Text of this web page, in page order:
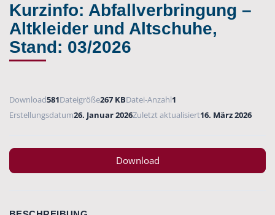
Kurzinfo: Abfallverbringung –
Altkleider und Altschuhe,
Stand: 03/2026
Download581Dateigröße267 KBDatei-Anzahl1
Erstellungsdatum26. Januar 2026Zuletzt aktualisiert16. März 2026
Download